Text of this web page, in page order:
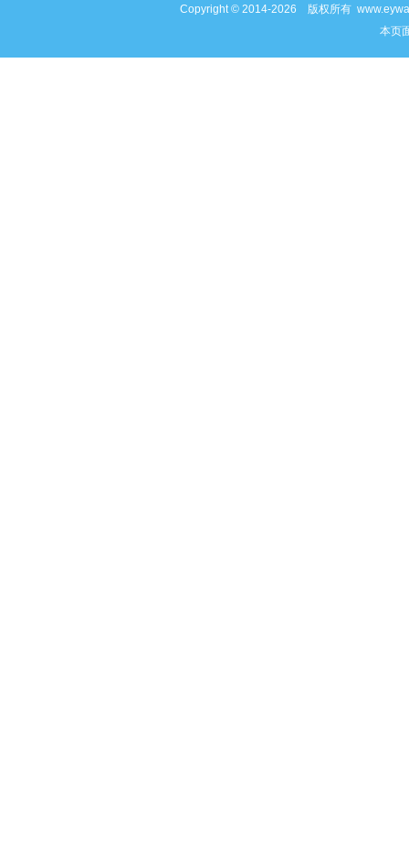
Copyright © 2014-2026 版权所有
本页